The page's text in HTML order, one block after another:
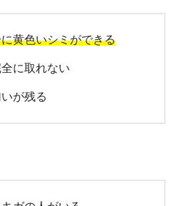
黄色いシミができる
に取れない
が残る